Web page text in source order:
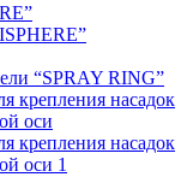
“SPRAY RING”
крепления насадок
оси
крепления насадок
оси 1